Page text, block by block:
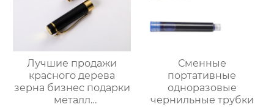
Лучшие продажи
красного дерева
зерна бизнес подарки
металл
Сменные
портативные
одноразовые
чернильные трубки